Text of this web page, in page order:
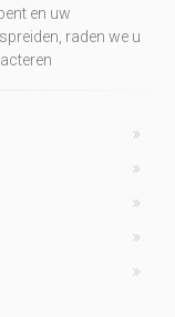
en uw
raden we u